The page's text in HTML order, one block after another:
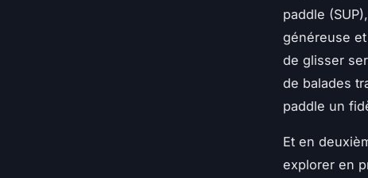
paddle
généreuse
de glisser
de balades
paddle un
Et en
explorer en